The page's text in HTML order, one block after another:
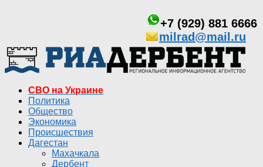
+7 (929) 881 6666
milrad@mail.ru
СВО на Украине
Политика
Общество
Экономика
Происшествия
Дагестан
Махачкала
Дербент